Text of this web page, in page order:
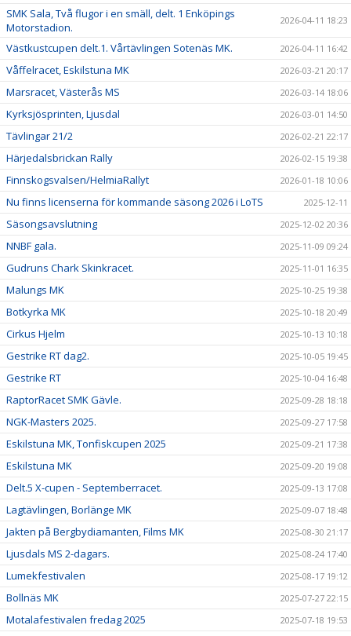
SMK Sala, Två flugor i en smäll, delt. 1 Enköpings
Motorstadion.
2026-04-11 18:23
Västkustcupen delt.1. Vårtävlingen Sotenäs MK. 2026-04-11 16:42
Våffelracet, Eskilstuna MK 2026-03-21 20:17
Marsracet, Västerås MS 2026-03-14 18:06
Kyrksjösprinten, Ljusdal 2026-03-01 14:50
Tävlingar 21/2 2026-02-21 22:17
Härjedalsbrickan Rally 2026-02-15 19:38
Finnskogsvalsen/HelmiaRallyt 2026-01-18 10:06
Nu finns licenserna för kommande säsong 2026 i LoTS 2025-12-11
Säsongsavslutning 2025-12-02 20:36
NNBF gala. 2025-11-09 09:24
Gudruns Chark Skinkracet. 2025-11-01 16:35
Malungs MK 2025-10-25 19:38
Botkyrka MK 2025-10-18 20:49
Cirkus Hjelm 2025-10-13 10:18
Gestrike RT dag2. 2025-10-05 19:45
Gestrike RT 2025-10-04 16:48
RaptorRacet SMK Gävle. 2025-09-28 18:18
NGK-Masters 2025. 2025-09-27 17:58
Eskilstuna MK, Tonfiskcupen 2025 2025-09-21 17:38
Eskilstuna MK 2025-09-20 19:08
Delt.5 X-cupen - Septemberracet. 2025-09-13 17:08
Lagtävlingen, Borlänge MK 2025-09-07 18:48
Jakten på Bergbydiamanten, Films MK 2025-08-30 21:17
Ljusdals MS 2-dagars. 2025-08-24 17:40
Lumekfestivalen 2025-08-17 19:12
Bollnäs MK 2025-07-27 22:15
Motalafestivalen fredag 2025 2025-07-18 19:53